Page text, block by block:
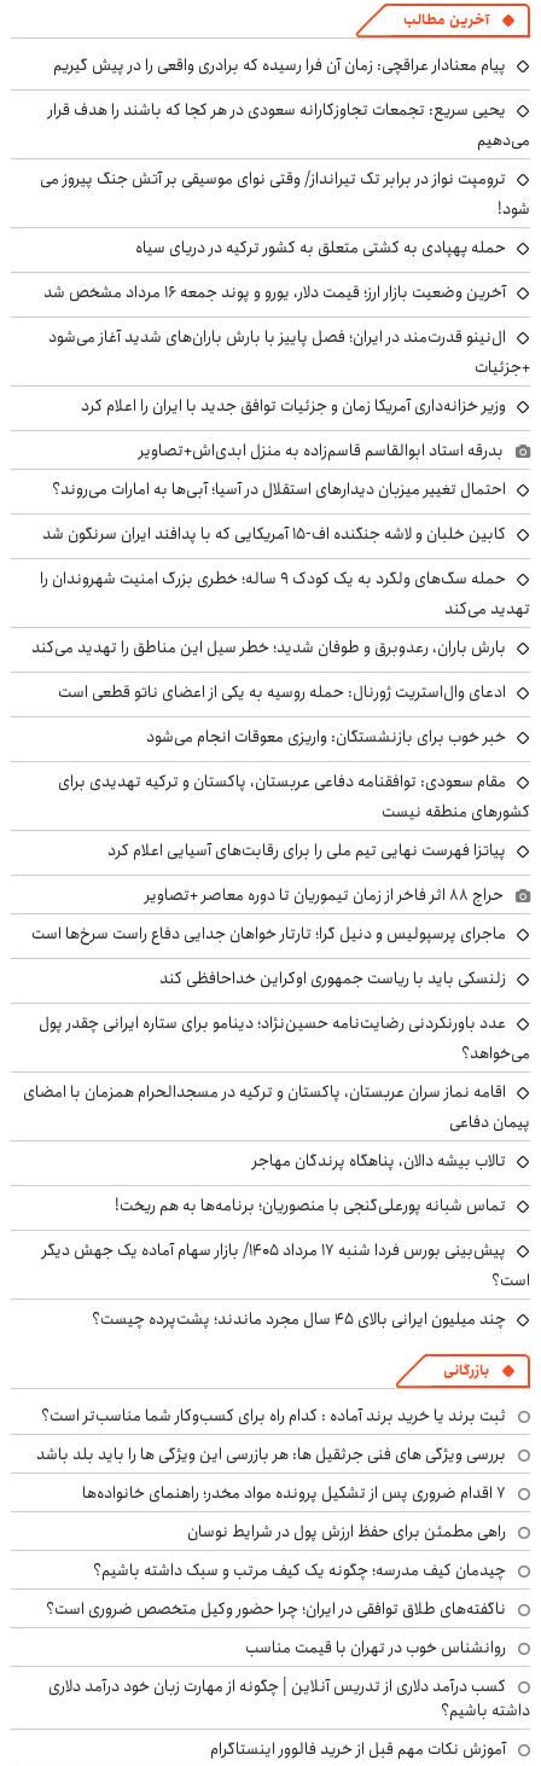
آخرین مطالب
پیام معنادار عراقچی: زمان آن فرا رسیده که برادری واقعی را در پیش گیریم
یحیی سریع: تجمعات تجاوزکارانه سعودی در هر کجا که باشند را هدف قرار
می‌دهیم
ترومپت نواز در برابر تک تیرانداز/ وقتی نوای موسیقی بر آتش جنگ پیروز می
شود!
حمله پهپادی به کشتی متعلق به کشور ترکیه در دریای سیاه
آخرین وضعیت بازار ارز؛ قیمت دلار، یورو و پوند جمعه ۱۶ مرداد مشخص شد
ال‌نینو قدرت‌مند در ایران؛ فصل پاییز با بارش باران‌های شدید آغاز می‌شود
+جزئیات
وزیر خزانه‌داری آمریکا زمان و جزئیات توافق جدید با ایران را اعلام کرد
بدرقه استاد ابوالقاسم قاسم‌زاده به منزل ابدی‌اش+تصاویر
احتمال تغییر میزبان دیدارهای استقلال در آسیا؛ آبی‌ها به امارات می‌روند؟
کابین خلبان و لاشه جنگنده اف-۱۵ آمریکایی که با پدافند ایران سرنگون شد
حمله سگ‌های ولگرد به یک کودک ۹ ساله؛ خطری بزرگ امنیت شهروندان را
تهدید می‌کند
بارش باران، رعدوبرق و طوفان شدید؛ خطر سیل این مناطق را تهدید می‌کند
ادعای وال‌استریت ژورنال: حمله روسیه به یکی از اعضای ناتو قطعی است
خبر خوب برای بازنشستگان: واریزی معوقات انجام می‌شود
مقام سعودی: توافقنامه دفاعی عربستان، پاکستان و ترکیه تهدیدی برای
کشورهای منطقه نیست
پیاتزا فهرست نهایی تیم ملی را برای رقابت‌های آسیایی اعلام کرد
حراج ۸۸ اثر فاخر از زمان تیموریان تا دوره معاصر +تصاویر
ماجرای پرسپولیس و دنیل گرا؛ تارتار خواهان جدایی دفاع راست سرخ‌ها است
زلنسکی باید با ریاست جمهوری اوکراین خداحافظی کند
عدد باورنکردنی رضایت‌نامه حسین‌نژاد؛ دینامو برای ستاره ایرانی چقدر پول
می‌خواهد؟
اقامه نماز سران عربستان، پاکستان و ترکیه در مسجدالحرام همزمان با امضای
پیمان دفاعی
تالاب بیشه دالان، پناهگاه پرندگان مهاجر
تماس شبانه پورعلی‌گنجی با منصوریان؛ برنامه‌ها به هم ریخت!
پیش‌بینی بورس فردا شنبه ۱۷ مرداد ۱۴۰۵/ بازار سهام آماده یک جهش دیگر
است؟
چند میلیون ایرانی بالای ۴۵ سال مجرد ماندند؛ پشت‌پرده چیست؟
بازرگانی
ثبت برند یا خرید برند آماده : کدام راه برای کسب‌وکار شما مناسب‌تر است؟
بررسی ویژگی های فنی جرثقیل ها: هر بازرسی این ویژگی ها را باید بلد باشد
۷ اقدام ضروری پس از تشکیل پرونده مواد مخدر؛ راهنمای خانواده‌ها
راهی مطمئن برای حفظ ارزش پول در شرایط نوسان
چیدمان کیف مدرسه؛ چگونه یک کیف مرتب و سبک داشته باشیم؟
ناگفته‌های طلاق توافقی در ایران؛ چرا حضور وکیل متخصص ضروری است؟
روانشناس خوب در تهران با قیمت مناسب
کسب درآمد دلاری از تدریس آنلاین | چگونه از مهارت زبان خود درآمد دلاری
داشته باشیم؟
آموزش نکات مهم قبل از خرید فالوور اینستاگرام